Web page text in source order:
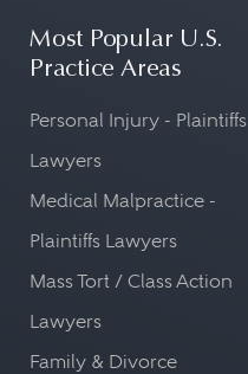
Most Popular U.S.
Practice Areas
Personal Injury - Plaintiffs
Lawyers
Medical Malpractice -
Plaintiffs Lawyers
Mass Tort / Class Action
Lawyers
Family & Divorce